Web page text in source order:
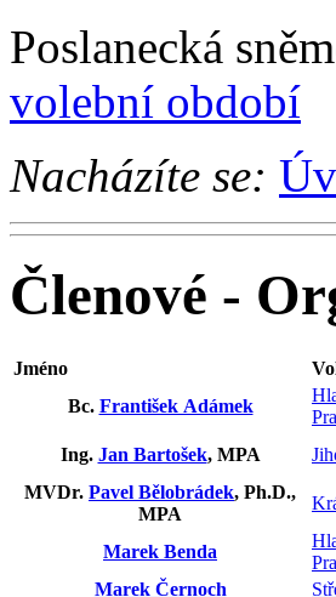
Poslanecká
volební období
Nacházíte se:
Členové -
Jméno
Bc. František Adámek
Ing. Jan Bartošek, MPA
MVDr. Pavel Bělobrádek, Ph.D.,
MPA
Marek Benda
Marek Černoch